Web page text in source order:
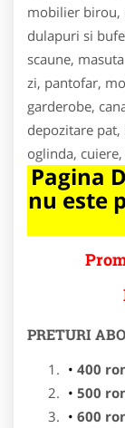
mobilier birou,
dulapuri si
scaune,
zi, pantofar,
garderobe,
depozitare
oglinda,
Pagina
nu este
PRETURI
400
500
600